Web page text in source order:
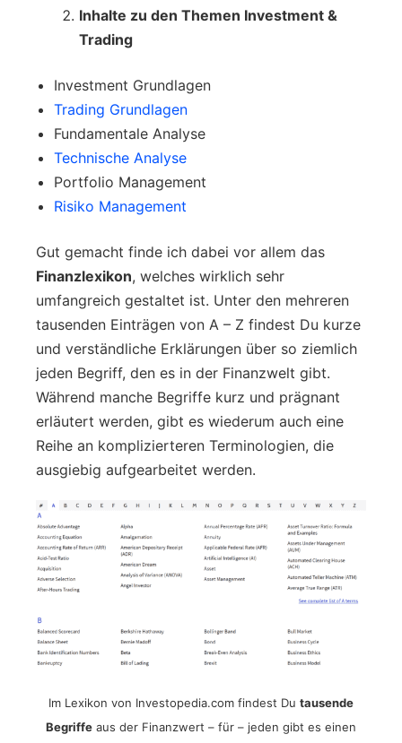
Inhalte zu den Themen Investment &
Trading
Investment Grundlagen
Trading Grundlagen
Fundamentale Analyse
Technische Analyse
Portfolio Management
Risiko Management
Gut gemacht finde ich dabei vor allem das
Finanzlexikon, welches wirklich sehr
umfangreich gestaltet ist. Unter den mehreren
tausenden Einträgen von A – Z findest Du kurze
und verständliche Erklärungen über so ziemlich
jeden Begriff, den es in der Finanzwelt gibt.
Während manche Begriffe kurz und prägnant
erläutert werden, gibt es wiederum auch eine
Reihe an komplizierteren Terminologien, die
ausgiebig aufgearbeitet werden.
Im Lexikon von Investopedia.com findest Du tausende
Begriffe aus der Finanzwert – für – jeden gibt es einen